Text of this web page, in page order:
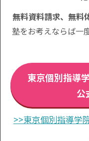
無料資料請求、無料
塾をお考えならば一
東京個別指導
公
>>東京個別指導学